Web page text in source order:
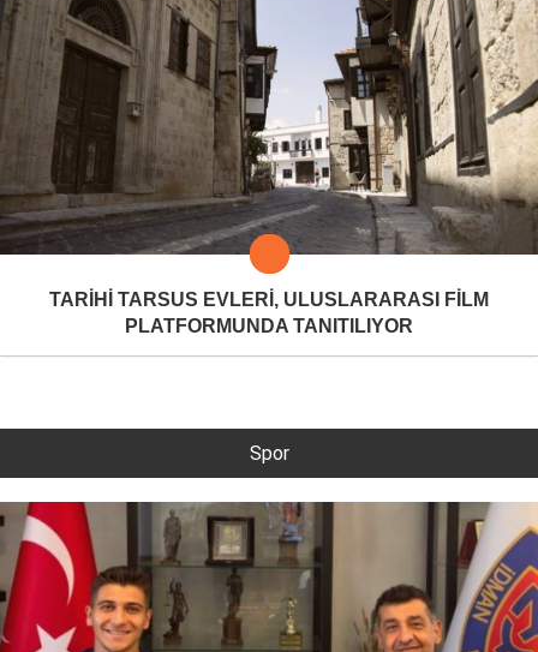
TARİHİ TARSUS EVLERİ, ULUSLARARASI FİLM
PLATFORMUNDA TANITILIYOR
Spor